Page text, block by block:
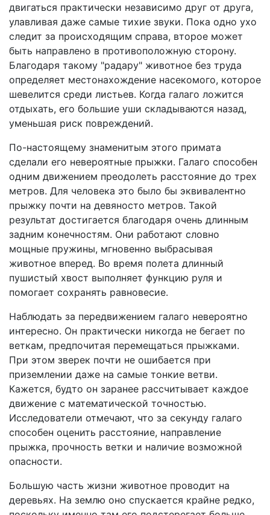
двигаться практически независимо друг от друга,
улавливая даже самые тихие звуки. Пока одно ухо
следит за происходящим справа, второе может
быть направлено в противоположную сторону.
Благодаря такому "радару" животное без труда
определяет местонахождение насекомого, которое
шевелится среди листьев. Когда галаго ложится
отдыхать, его большие уши складываются назад,
уменьшая риск повреждений.
По-настоящему знаменитым этого примата
сделали его невероятные прыжки. Галаго способен
одним движением преодолеть расстояние до трех
метров. Для человека это было бы эквивалентно
прыжку почти на девяносто метров. Такой
результат достигается благодаря очень длинным
задним конечностям. Они работают словно
мощные пружины, мгновенно выбрасывая
животное вперед. Во время полета длинный
пушистый хвост выполняет функцию руля и
помогает сохранять равновесие.
Наблюдать за передвижением галаго невероятно
интересно. Он практически никогда не бегает по
веткам, предпочитая перемещаться прыжками.
При этом зверек почти не ошибается при
приземлении даже на самые тонкие ветви.
Кажется, будто он заранее рассчитывает каждое
движение с математической точностью.
Исследователи отмечают, что за секунду галаго
способен оценить расстояние, направление
прыжка, прочность ветки и наличие возможной
опасности.
Большую часть жизни животное проводит на
деревьях. На землю оно спускается крайне редко,